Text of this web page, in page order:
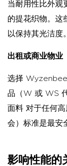
当耐用性比外观
的提花织物。这
以保持其光洁度。
出租或商业物业
选择
品（W 或 WS
面料 对于任何
会）标准是最安
影响性能的